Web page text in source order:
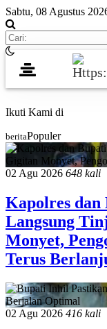
Sabtu, 08 Agustus
Ikuti Kami di
beritaPopuler
02 Agu 2026 648 kali
Kapolres
Langsung
Monyet,
Terus
02 Agu 2026 416 kali